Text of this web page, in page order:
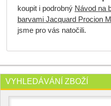
koupit i podrobný Návod na
barvami Jacquard Procion
jsme pro vás natočili.
VYHLEDÁVÁNÍ ZBOŽÍ